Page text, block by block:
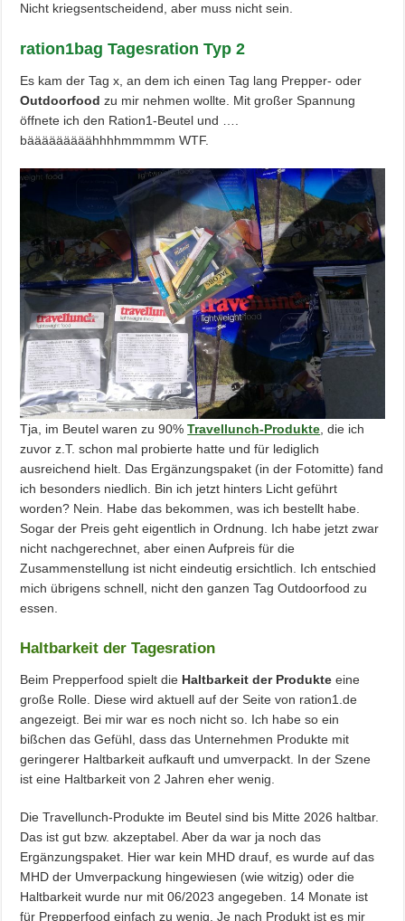
Nicht kriegsentscheidend, aber muss nicht sein.
ration1bag Tagesration Typ 2
Es kam der Tag x, an dem ich einen Tag lang Prepper- oder
Outdoorfood zu mir nehmen wollte. Mit großer Spannung
öffnete ich den Ration1-Beutel und ….
bääääääääähhhhmmmmm WTF.
Tja, im Beutel waren zu 90%Travellunch-Produkte , die ich
zuvor z.T. schon mal probierte hatte und für lediglich
ausreichend hielt. Das Ergänzungspaket (in der Fotomitte) fand
ich besonders niedlich. Bin ich jetzt hinters Licht geführt
worden? Nein. Habe das bekommen, was ich bestellt habe.
Sogar der Preis geht eigentlich in Ordnung. Ich habe jetzt zwar
nicht nachgerechnet, aber einen Aufpreis für die
Zusammenstellung ist nicht eindeutig ersichtlich. Ich entschied
mich übrigens schnell, nicht den ganzen Tag Outdoorfood zu
essen.
Haltbarkeit der Tagesration
Beim Prepperfood spielt die Haltbarkeit der Produkte eine
große Rolle. Diese wird aktuell auf der Seite von ration1.de
angezeigt. Bei mir war es noch nicht so. Ich habe so ein
bißchen das Gefühl, dass das Unternehmen Produkte mit
geringerer Haltbarkeit aufkauft und umverpackt. In der Szene
ist eine Haltbarkeit von 2 Jahren eher wenig.
Die Travellunch-Produkte im Beutel sind bis Mitte 2026 haltbar.
Das ist gut bzw. akzeptabel. Aber da war ja noch das
Ergänzungspaket. Hier war kein MHD drauf, es wurde auf das
MHD der Umverpackung hingewiesen (wie witzig) oder die
Haltbarkeit wurde nur mit 06/2023 angegeben. 14 Monate ist
für Prepperfood einfach zu wenig. Je nach Produkt ist es mir